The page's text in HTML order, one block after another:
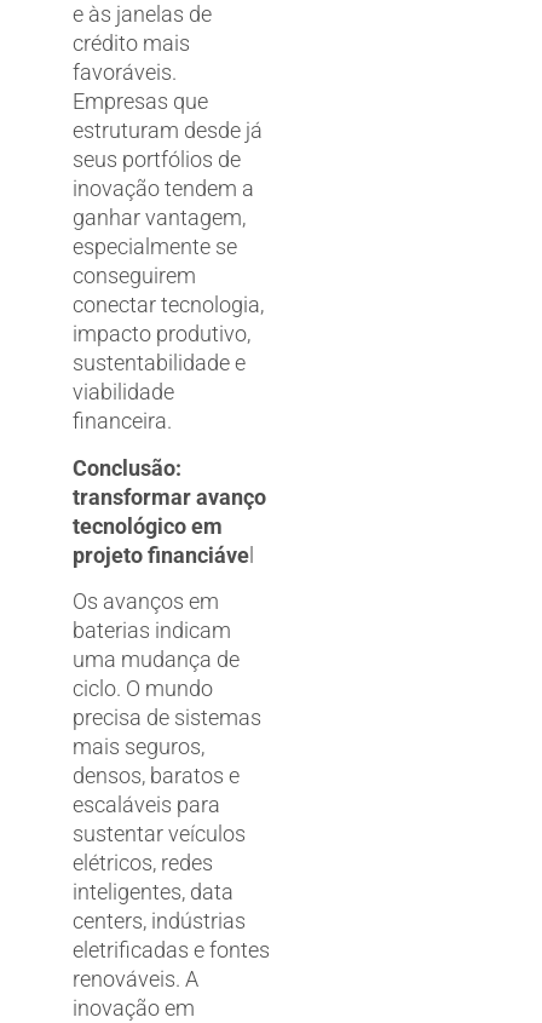
e às janelas de
crédito mais
favoráveis.
Empresas que
estruturam desde já
seus portfólios de
inovação tendem a
ganhar vantagem,
especialmente se
conseguirem
conectar tecnologia,
impacto produtivo,
sustentabilidade e
viabilidade
financeira.
Conclusão:
transformar avanço
tecnológico em
projeto financiável
Os avanços em
baterias indicam
uma mudança de
ciclo. O mundo
precisa de sistemas
mais seguros,
densos, baratos e
escaláveis para
sustentar veículos
elétricos, redes
inteligentes, data
centers, indústrias
eletrificadas e fontes
renováveis. A
inovação em